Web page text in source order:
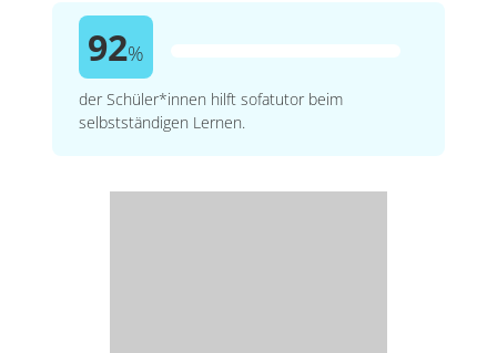
92%
der Schüler*innen hilft sofatutor beim
selbstständigen Lernen.